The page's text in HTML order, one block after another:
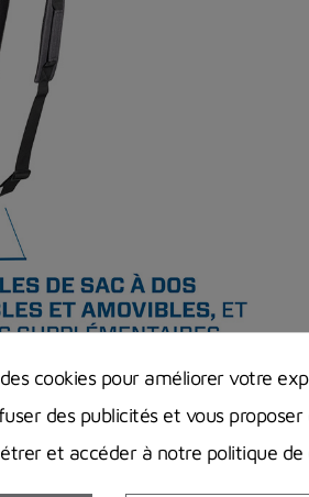
cookies pour améliorer votre
des publicités et vous
et accéder à notre politique